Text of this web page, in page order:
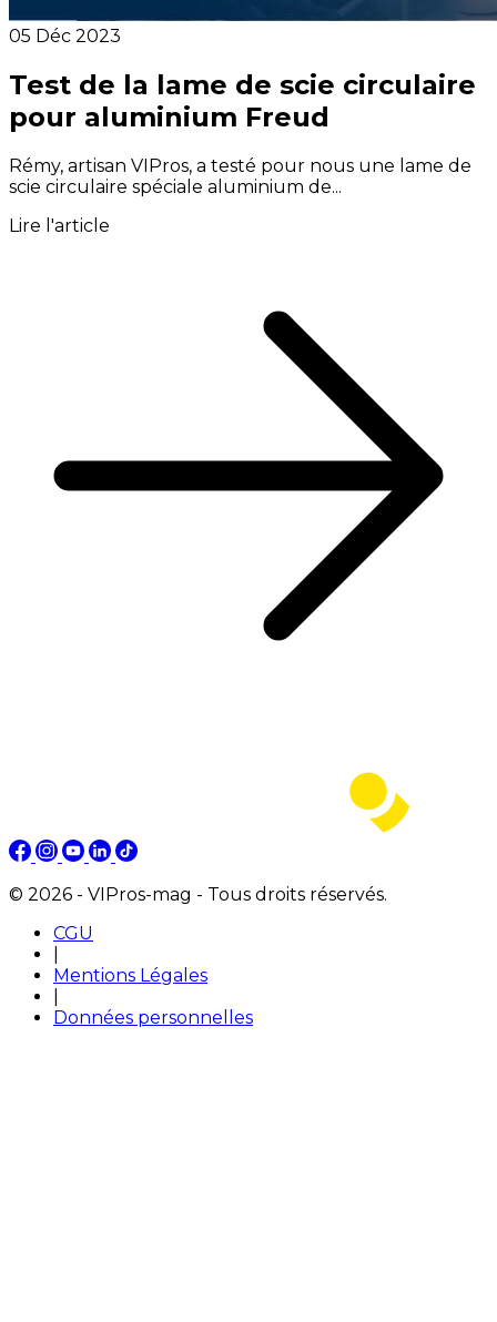
05 Déc 2023
Test de la lame de scie circulaire
pour aluminium Freud
Rémy, artisan VIPros, a testé pour nous une lame de
scie circulaire spéciale aluminium de...
Lire l'article
© 2026 - VIPros-mag - Tous droits réservés.
CGU
Mentions Légales
Données personnelles